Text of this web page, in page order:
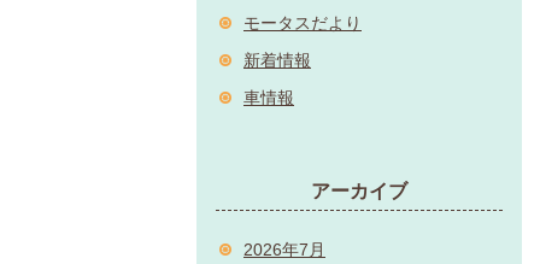
モータスだより
新着情報
車情報
アーカイブ
2026年7月